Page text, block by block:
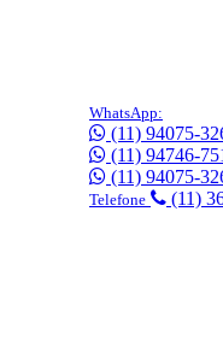
WhatsApp:
(11) 94075-
(11) 94746-
(11) 94075-
Telefone (11)